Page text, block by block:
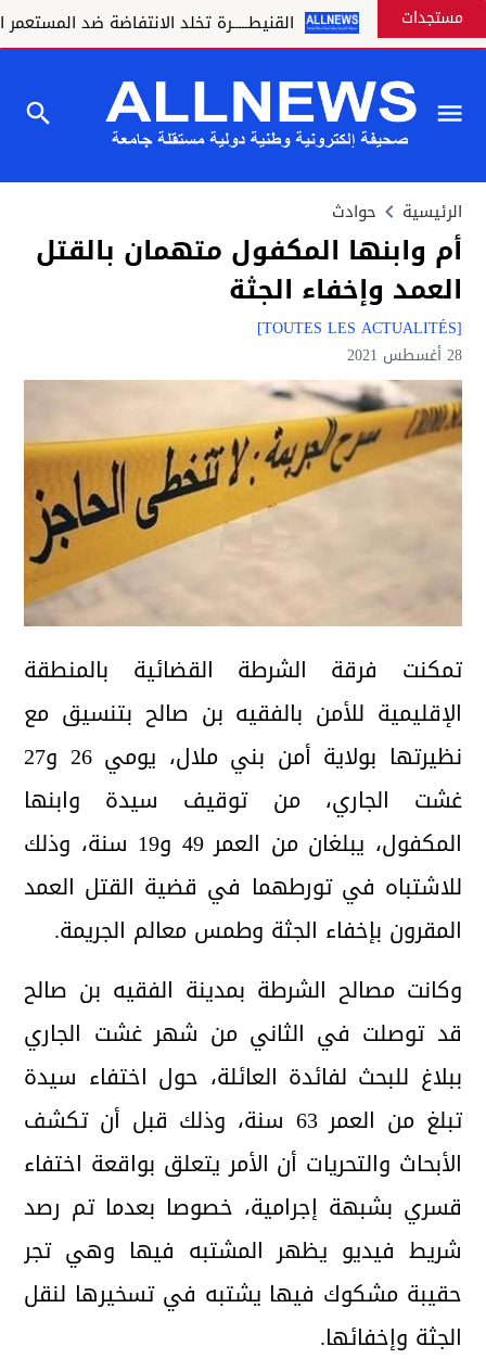
مستجدات القنيطـــــرة تخلد الانتفاضة ضد المستعمر الفرنسي أيام 7 و8
الرئيسية حوادث
أم وابنها المكفول متهمان بالقتل
العمد وإخفاء الجثة
[TOUTES LES ACTUALITÉS]
28 أغسطس 2021
تمكنت فرقة الشرطة القضائية بالمنطقة
الإقليمية للأمن بالفقيه بن صالح بتنسيق مع
نظيرتها بولاية أمن بني ملال، يومي 26 و27
غشت الجاري، من توقيف سيدة وابنها
المكفول، يبلغان من العمر 49 و19 سنة، وذلك
للاشتباه في تورطهما في قضية القتل العمد
المقرون بإخفاء الجثة وطمس معالم الجريمة.
وكانت مصالح الشرطة بمدينة الفقيه بن صالح
قد توصلت في الثاني من شهر غشت الجاري
ببلاغ للبحث لفائدة العائلة، حول اختفاء سيدة
تبلغ من العمر 63 سنة، وذلك قبل أن تكشف
الأبحاث والتحريات أن الأمر يتعلق بواقعة اختفاء
قسري بشبهة إجرامية، خصوصا بعدما تم رصد
شريط فيديو يظهر المشتبه فيها وهي تجر
حقيبة مشكوك فيها يشتبه في تسخيرها لنقل
الجثة وإخفائها.